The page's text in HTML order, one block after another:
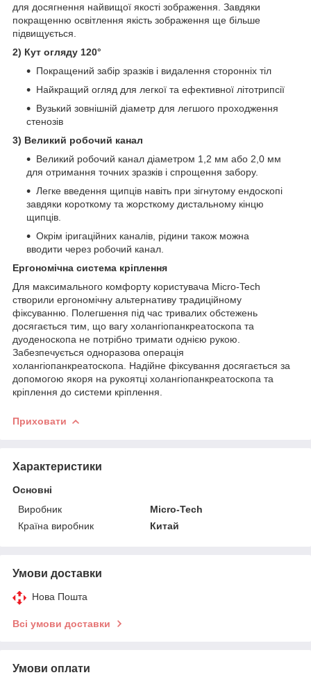
для досягнення найвищої якості зображення. Завдяки
покращенню освітлення якість зображення ще більше
підвищується.
2) Кут огляду 120°
Покращений забір зразків і видалення сторонніх тіл
Найкращий огляд для легкої та ефективної літотрипсії
Вузький зовнішній діаметр для легшого проходження
стенозів
3) Великий робочий канал
Великий робочий канал діаметром 1,2 мм або 2,0 мм
для отримання точних зразків і спрощення забору.
Легке введення щипців навіть при зігнутому ендоскопі
завдяки короткому та жорсткому дистальному кінцю
щипців.
Окрім іригаційних каналів, рідини також можна
вводити через робочий канал.
Ергономічна система кріплення
Для максимального комфорту користувача Micro-Tech
створили ергономічну альтернативу традиційному
фіксуванню. Полегшення під час тривалих обстежень
досягається тим, що вагу холангіопанкреатоскопа та
дуоденоскопа не потрібно тримати однією рукою.
Забезпечується одноразова операція
холангіопанкреатоскопа. Надійне фіксування досягається за
допомогою якоря на рукоятці холангіопанкреатоскопа та
кріплення до системи кріплення.
Приховати
Характеристики
Основні
Виробник
Micro-Tech
Країна виробник
Китай
Умови доставки
Нова Пошта
Всі умови доставки
Умови оплати